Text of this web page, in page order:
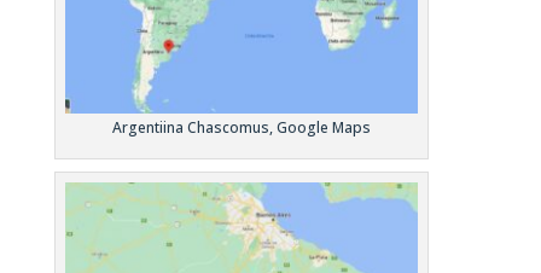
Argentiina Chascomus, Google Maps